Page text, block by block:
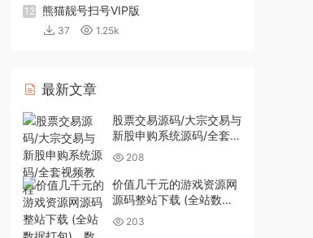
12 熊猫靓号扫号VIP版
37 1.25k
最新文章
股票交易源码/大宗交易与
新股申购系统源码/全套视
频教程
208
价值几千元的游戏资源网
源码整站下载 (全站数据
打包)，数据里面有200多
个宝贝。
203